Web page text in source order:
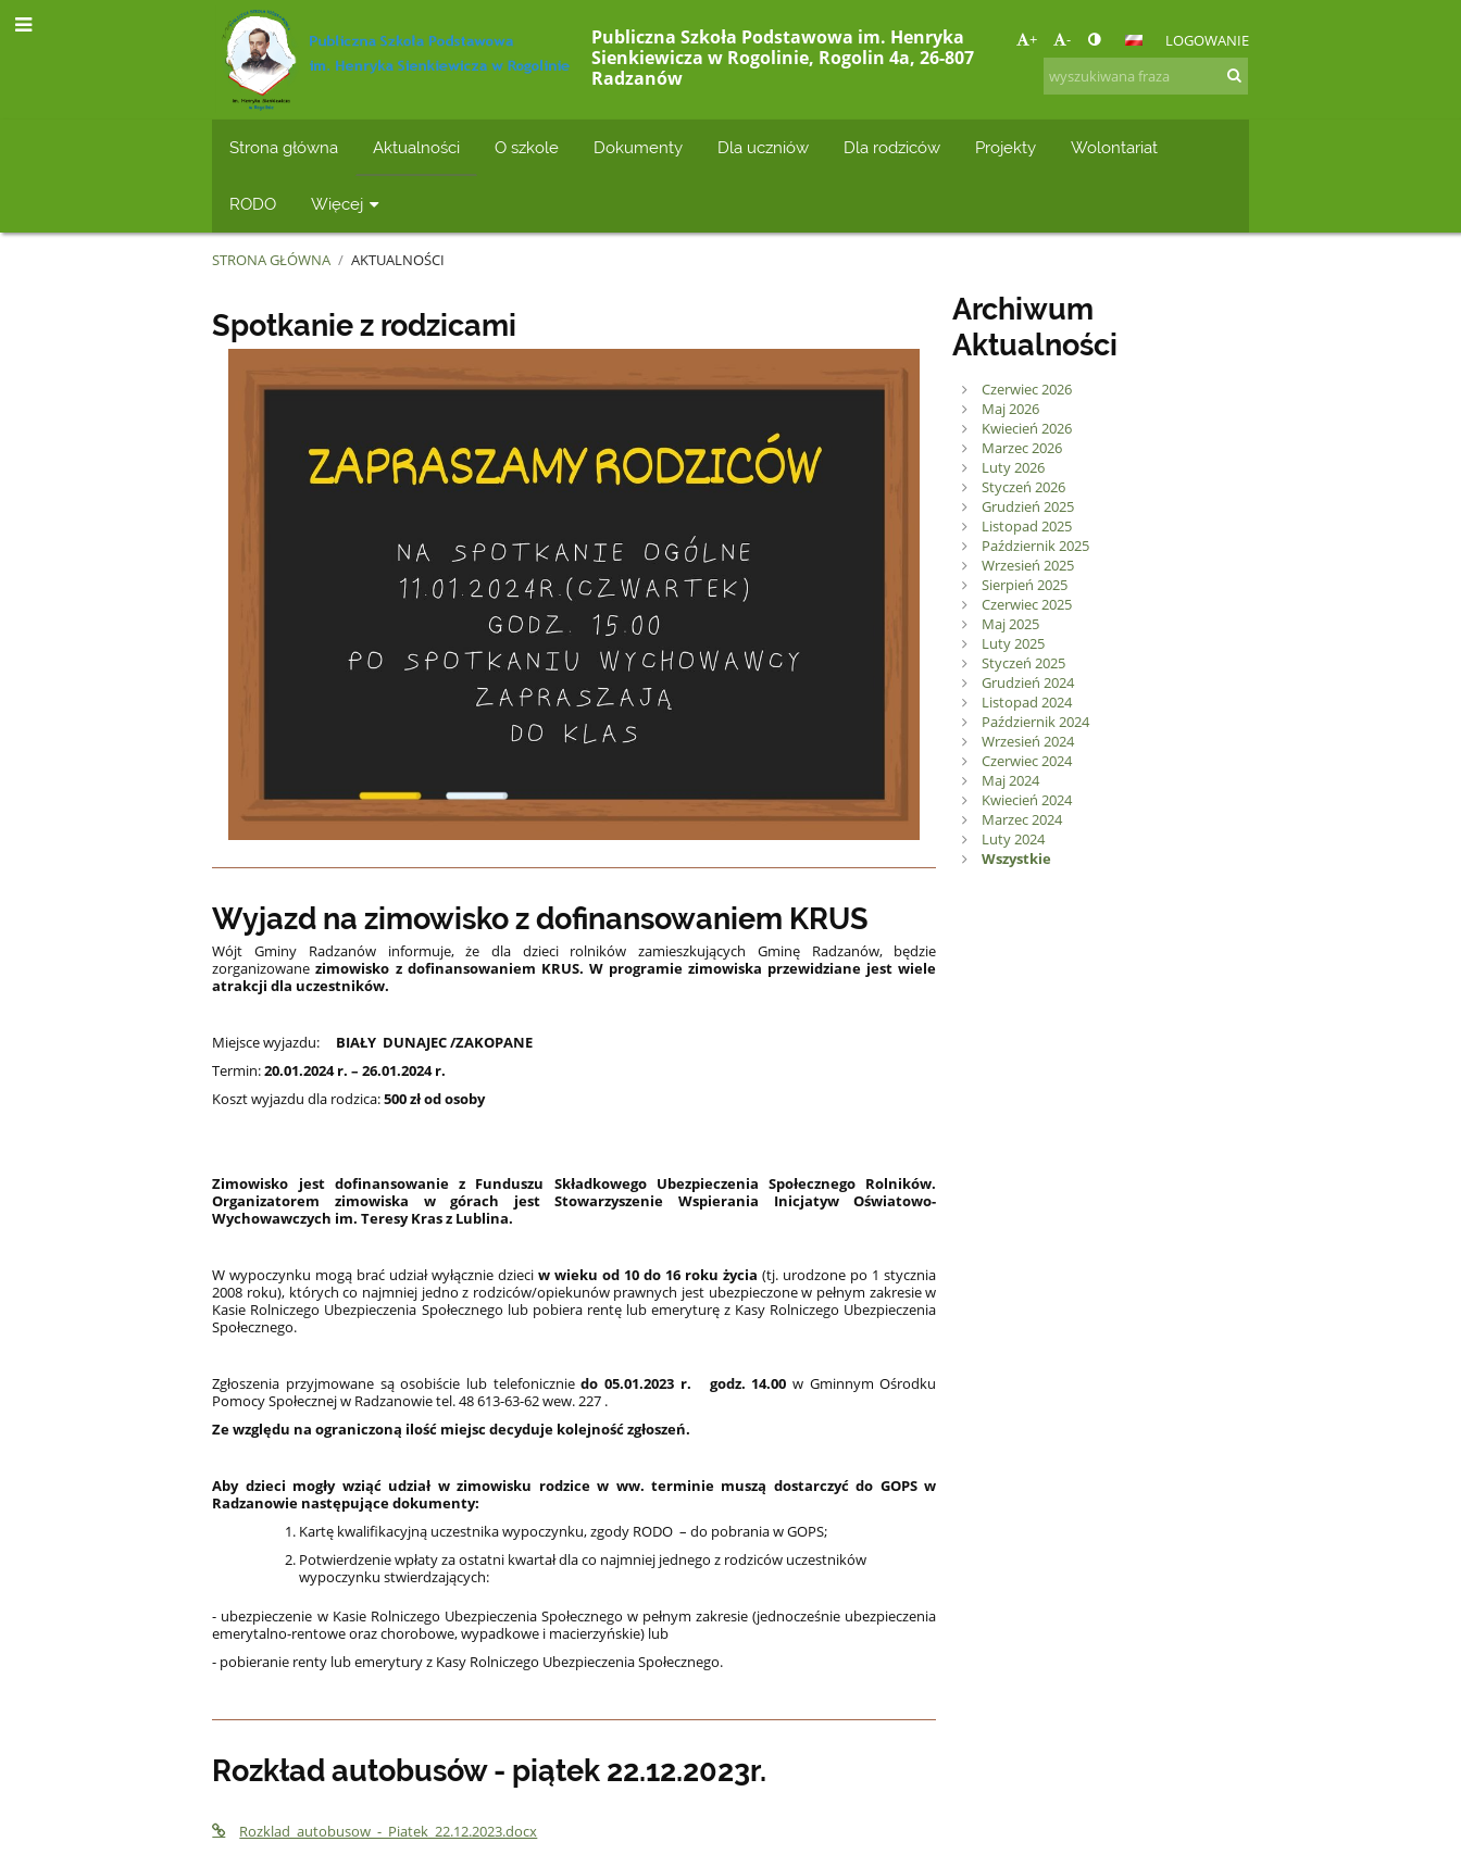
Publiczna Szkoła Podstawowa im. Henryka
Sienkiewicza w Rogolinie, Rogolin 4a, 26-807
Radzanów
+ - LOGOWANIE
Strona główna Aktualności O szkole Dokumenty Dla uczniów Dla rodziców Projekty Wolontariat
RODO Więcej
STRONA GŁÓWNA / AKTUALNOŚCI
Aktualności
Spotkanie z rodzicami
Wyjazd na zimowisko z dofinansowaniem KRUS
Wójt Gminy Radzanów informuje, że dla dzieci rolników zamieszkujących Gminę Radzanów, będzie
zorganizowanezimowisko z dofinansowaniem KRUS. W programie zimowiska przewidziane jest wiele
atrakcji dla uczestników.
Miejsce wyjazdu: BIAŁY DUNAJEC/ZAKOPANE
Termin:20.01.2024 r. – 26.01.2024 r.
Koszt wyjazdu dla rodzica:500 zł od osoby
Zimowisko jest dofinansowanie z Funduszu Składkowego Ubezpieczenia Społecznego Rolników.
Organizatorem zimowiska w górach jest Stowarzyszenie Wspierania Inicjatyw Oświatowo-
Wychowawczych im. Teresy Kras z Lublina.
W wypoczynku mogą brać udział wyłącznie dzieciw wieku od 10 do 16 roku życia(tj. urodzone po 1 stycznia
2008 roku), których co najmniej jedno z rodziców/opiekunów prawnych jest ubezpieczone w pełnym zakresie w
Kasie Rolniczego Ubezpieczenia Społecznego lub pobiera rentę lub emeryturę z Kasy Rolniczego Ubezpieczenia
Społecznego.
Zgłoszenia przyjmowane są osobiście lub telefonicznie do 05.01.2023 r. godz. 14.00 w Gminnym Ośrodku
Pomocy Społecznej w Radzanowie tel. 48 613-63-62 wew. 227 .
Ze względu na ograniczoną ilość miejsc decyduje kolejność zgłoszeń.
Aby dzieci mogły wziąć udział w zimowisku rodzice w ww. terminie muszą dostarczyć do GOPS w
Radzanowie następujące dokumenty:
Kartę kwalifikacyjną uczestnika wypoczynku, zgody RODO – do pobrania w GOPS;
Potwierdzenie wpłaty za ostatni kwartał dla co najmniej jednego z rodziców uczestników
wypoczynku stwierdzających:
- ubezpieczenie w Kasie Rolniczego Ubezpieczenia Społecznego w pełnym zakresie (jednocześnie ubezpieczenia
emerytalno-rentowe oraz chorobowe, wypadkowe i macierzyńskie) lub
- pobieranie renty lub emerytury z Kasy Rolniczego Ubezpieczenia Społecznego.
Rozkład autobusów - piątek 22.12.2023r.
Rozklad_autobusow_-_Piatek_22.12.2023.docx
Archiwum
Aktualności
Czerwiec 2026
Maj 2026
Kwiecień 2026
Marzec 2026
Luty 2026
Styczeń 2026
Grudzień 2025
Listopad 2025
Październik 2025
Wrzesień 2025
Sierpień 2025
Czerwiec 2025
Maj 2025
Luty 2025
Styczeń 2025
Grudzień 2024
Listopad 2024
Październik 2024
Wrzesień 2024
Czerwiec 2024
Maj 2024
Kwiecień 2024
Marzec 2024
Luty 2024
Wszystkie